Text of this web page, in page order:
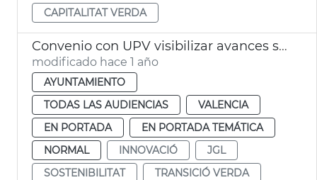
CAPITALITAT VERDA
Convenio con UPV visibilizar avances sostenibilidad marco Capitalidad verde
modificado hace 1 año
AYUNTAMIENTO
TODAS LAS AUDIENCIAS
VALENCIA
EN PORTADA
EN PORTADA TEMÁTICA
NORMAL
INNOVACIÓ
JGL
SOSTENIBILITAT
TRANSICIÓ VERDA